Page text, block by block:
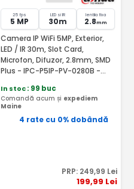
25 fps
5 MP
LED si IR
30m
lentila fixa
2.8mm
Camera IP WiFi 5MP, Exterior,
LED / IR 30m, Slot Card,
Microfon, Difuzor, 2.8mm, SMD
Plus - IPC-P5IP-PV-0280B -
In stoc: 99 buc
Comandă acum și expediem
Maine
4 rate cu 0% dobândă
PRP: 249,99 Lei
199,99 Lei